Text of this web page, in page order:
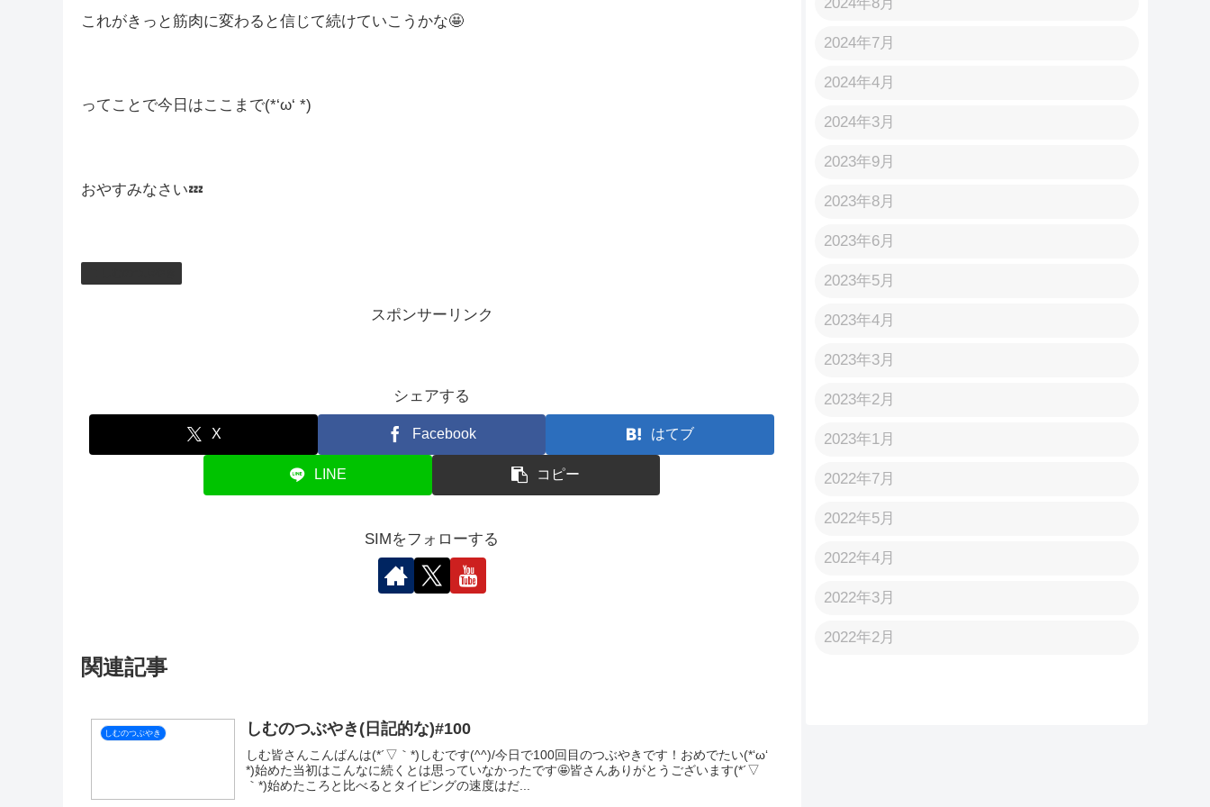
これがきっと筋肉に変わると信じて続けていこうかな🤩
ってことで今日はここまで(*‘ω‘ *)
おやすみなさい💤
スポンサーリンク
シェアする
X Facebook はてブ
LINE コピー
SIMをフォローする
関連記事
しむのつぶやき しむのつぶやき(日記的な)#100
しむ皆さんこんばんは(*´▽｀*)しむです(^^)/今日で100回目のつぶやきです！おめでたい(*‘ω‘
*)始めた当初はこんなに続くとは思っていなかったです🤩皆さんありがとうございます(*´▽
｀*)始めたころと比べるとタイピングの速度はだ...
2024年7月
2024年4月
2024年3月
2023年9月
2023年8月
2023年6月
2023年5月
2023年4月
2023年3月
2023年2月
2023年1月
2022年7月
2022年5月
2022年4月
2022年3月
2022年2月